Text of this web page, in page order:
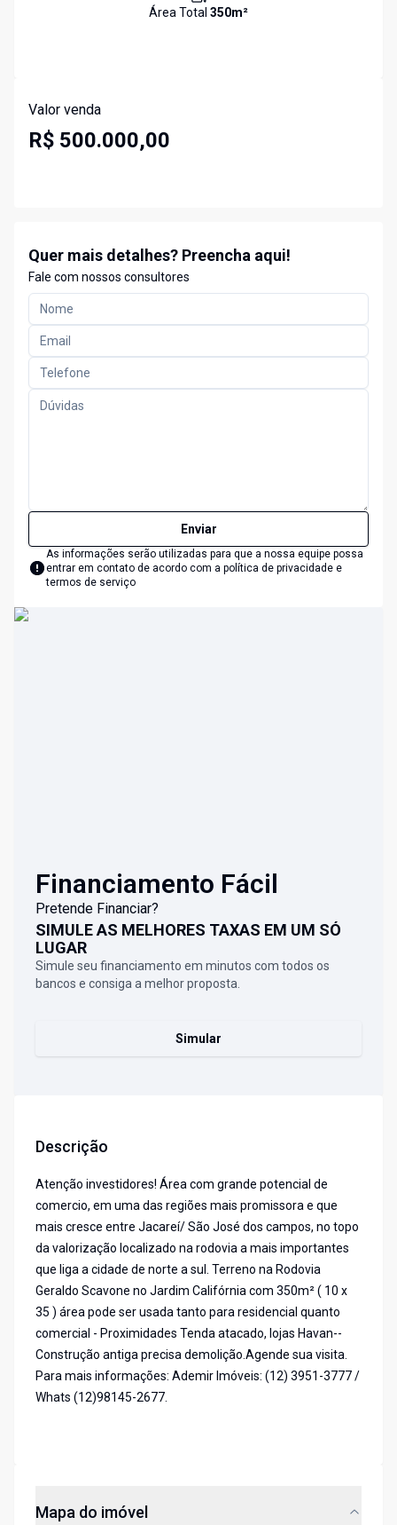
Área Total 350m²
Valor venda
R$ 500.000,00
Quer mais detalhes? Preencha aqui!
Fale com nossos consultores
Enviar
As informações serão utilizadas para que a nossa equipe possa
entrar em contato de acordo com a política de privacidade e
termos de serviço
Financiamento Fácil
Pretende Financiar?
SIMULE AS MELHORES TAXAS EM UM SÓ
LUGAR
Simule seu financiamento em minutos com todos os
bancos e consiga a melhor proposta.
Simular
Descrição
Atenção investidores! Área com grande potencial de
comercio, em uma das regiões mais promissora e que
mais cresce entre Jacareí/ São José dos campos, no topo
da valorização localizado na rodovia a mais importantes
que liga a cidade de norte a sul. Terreno na Rodovia
Geraldo Scavone no Jardim Califórnia com 350m² ( 10 x
35 ) área pode ser usada tanto para residencial quanto
comercial - Proximidades Tenda atacado, lojas Havan--
Construção antiga precisa demolição.Agende sua visita.
Para mais informações: Ademir Imóveis: (12) 3951-3777 /
Whats (12)98145-2677.
Mapa do imóvel